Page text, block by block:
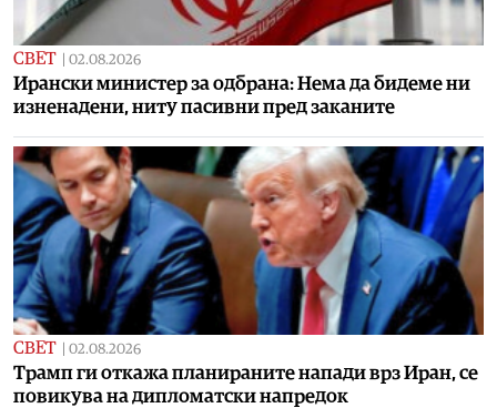
СВЕТ 02.08.2026
Ирански министер за одбрана: Нема да бидеме ни
изненадени, ниту пасивни пред заканите
СВЕТ 02.08.2026
Трамп ги откажа планираните напади врз Иран, се
повикува на дипломатски напредок